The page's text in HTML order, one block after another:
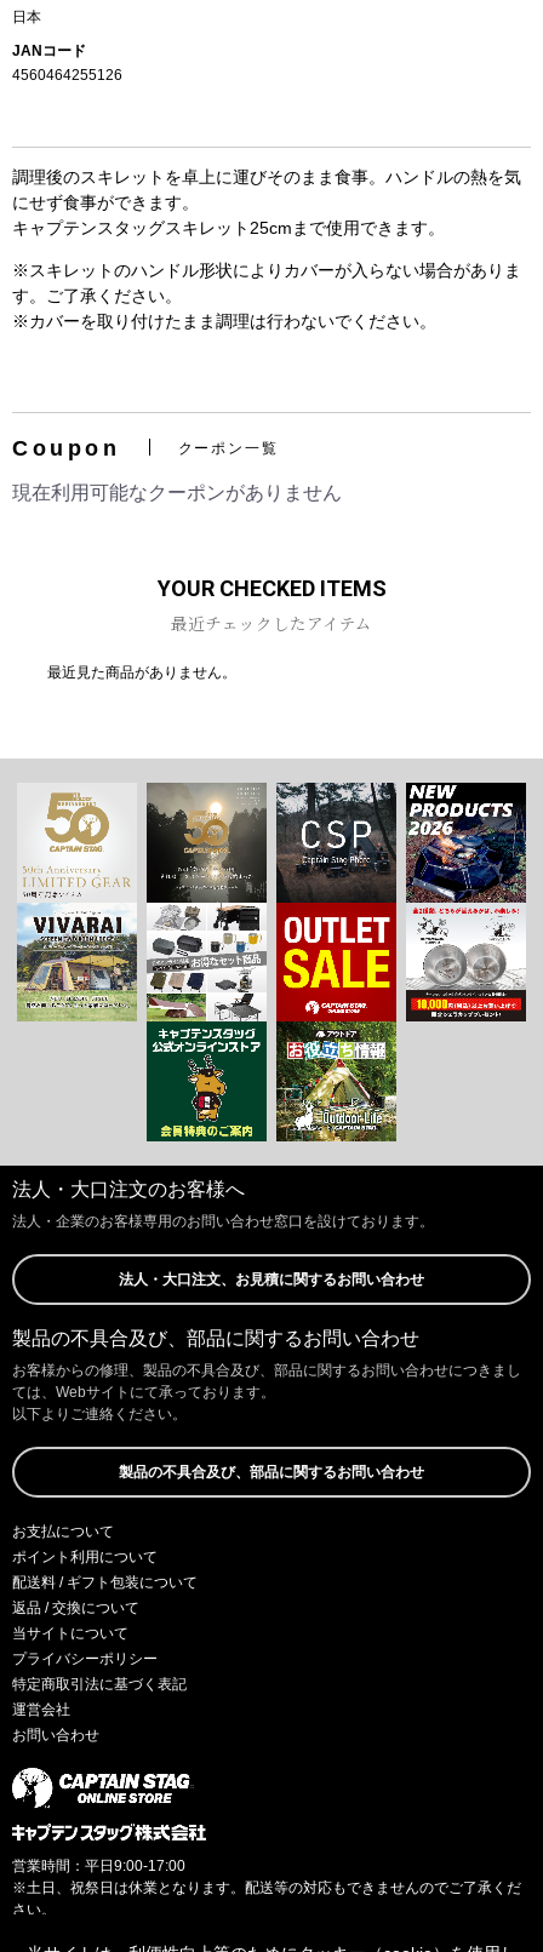
日本
JANコード
4560464255126
調理後のスキレットを卓上に運びそのまま食事。ハンドルの熱を気
にせず食事ができます。
キャプテンスタッグスキレット25cmまで使用できます。
※スキレットのハンドル形状によりカバーが入らない場合がありま
す。ご了承ください。
※カバーを取り付けたまま調理は行わないでください。
Coupon クーポン一覧
現在利用可能なクーポンがありません
YOUR CHECKED ITEMS
最近チェックしたアイテム
最近見た商品がありません。
法人・大口注文のお客様へ
法人・企業のお客様専用のお問い合わせ窓口を設けております。
法人・大口注文、お見積に関するお問い合わせ
製品の不具合及び、部品に関するお問い合わせ
お客様からの修理、製品の不具合及び、部品に関するお問い合わせにつきまし
ては、Webサイトにて承っております。
以下よりご連絡ください。
製品の不具合及び、部品に関するお問い合わせ
お支払について
ポイント利用について
配送料 / ギフト包装について
返品 / 交換について
当サイトについて
プライバシーポリシー
特定商取引法に基づく表記
運営会社
お問い合わせ
営業時間：平日9:00-17:00
※土日、祝祭日は休業となります。配送等の対応もできませんのでご了承くだ
さい。